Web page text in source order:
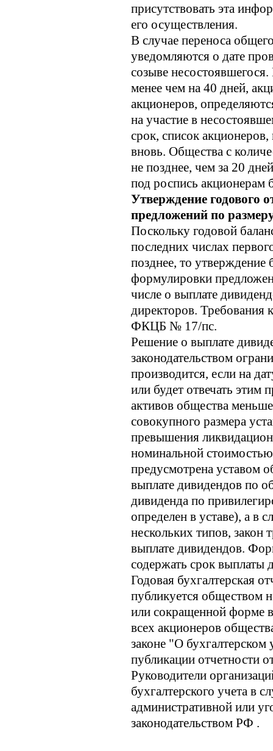
присутствовать эта
его осуществления.
В случае переноса
уведомляются о дате
созыве
менее чем на 40 дней,
акционеров,
на участие в
срок, список
вновь. Общества с
не позднее, чем за 20
под роспись акционерам
Утверждение годового
предложений по
Поскольку годовой
последних числах
позднее, то утверждение
формулировки
числе о выплате
директоров. Требования
ФКЦБ № 17/пс.
Решение о выплате
законодательством
производится, если на
или будет отвечать этим
активов общества
совокупного размера
превышения
номинальной
предусмотрена уставом
выплате дивидендов по
дивиденда по
определен в уставе), а в
нескольких типов, закон
выплате дивидендов.
содержать срок выплаты
Годовая бухгалтерская
публикуется обществом
или сокращенной форме
всех акционеров
законе "О
публикации отчетности
Руководители
бухгалтерского учета в
административной или
законодательством РФ .